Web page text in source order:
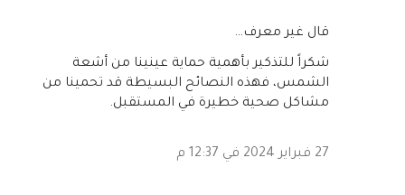
‏قال غير معرف…
شكراً للتذكير بأهمية حماية عينينا من أشعة
الشمس، فهذه النصائح البسيطة قد تحمينا من
مشاكل صحية خطيرة في المستقبل.
27 فبراير 2024 في 12:37 م